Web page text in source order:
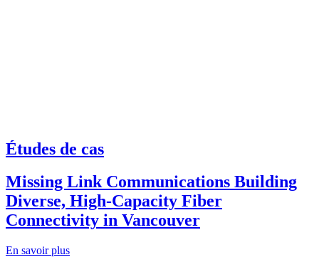
Études de cas
Missing Link Communications Building
Diverse, High-Capacity Fiber
Connectivity in Vancouver
En savoir plus